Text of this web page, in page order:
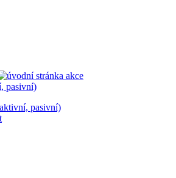
pasivní)
pasivní)